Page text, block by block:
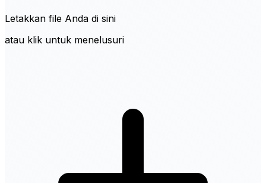
Letakkan file Anda di sini
atau klik untuk menelusuri